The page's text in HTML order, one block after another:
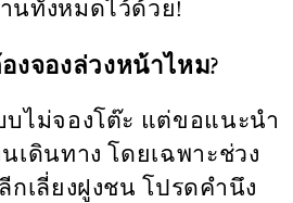
นทั้งหมดไว้ด้วย!
งจองล่วงหน้าไหม?
ไม่จองโต๊ะ แต่ขอแนะนำ
เดินทาง โดยเฉพาะช่วง
กเลี่ยงฝูงชน โปรดคำนึง